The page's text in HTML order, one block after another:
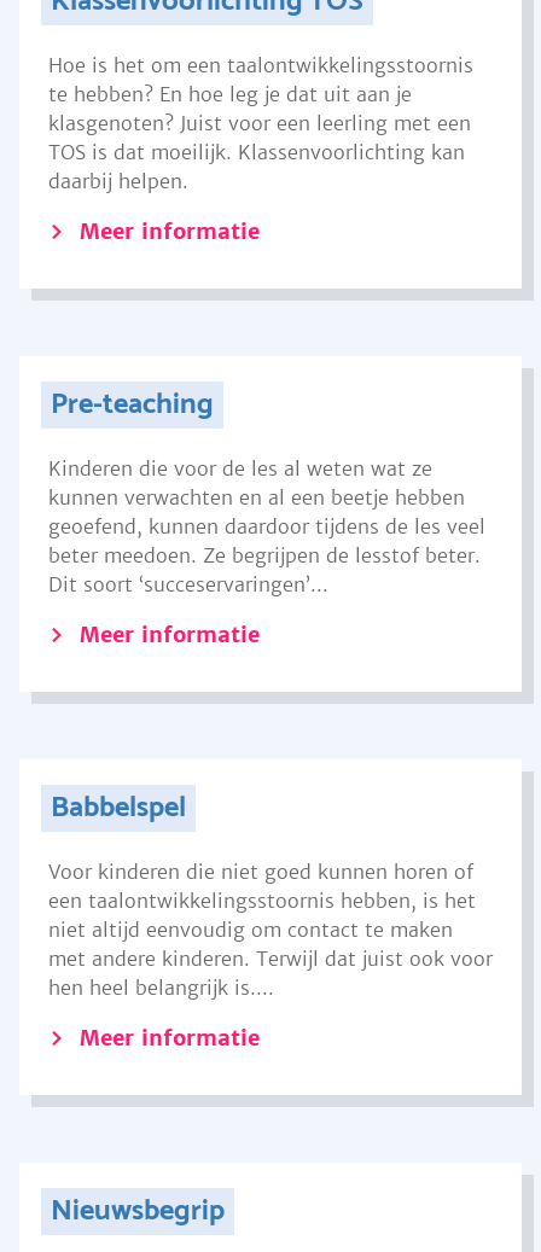
Hoe is het om een taalontwikkelingsstoornis
te hebben? En hoe leg je dat uit aan je
klasgenoten? Juist voor een leerling met een
TOS is dat moeilijk. Klassenvoorlichting kan
daarbij helpen.
Meer informatie
Pre-teaching
Kinderen die voor de les al weten wat ze
kunnen verwachten en al een beetje hebben
geoefend, kunnen daardoor tijdens de les veel
beter meedoen. Ze begrijpen de lesstof beter.
Dit soort ‘succeservaringen’...
Meer informatie
Babbelspel
Voor kinderen die niet goed kunnen horen of
een taalontwikkelingsstoornis hebben, is het
niet altijd eenvoudig om contact te maken
met andere kinderen. Terwijl dat juist ook voor
hen heel belangrijk is....
Meer informatie
Nieuwsbegrip